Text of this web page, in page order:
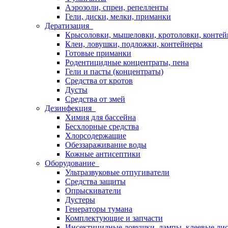
Аэрозоли, спреи, репелленты
Гели, диски, мелки, приманки
Дератизация
Крысоловки, мышеловки, кротоловки,
Клеи, ловушки, подложки, контейнеры
Готовые приманки
Родентицидные концентраты, пена
Гели и пасты (концентраты)
Средства от кротов
Дусты
Средства от змей
Дезинфекция
Химия для бассейна
Бесхлорные средства
Хлорсодержащие
Обеззараживание воды
Кожные антисептики
Оборудование
Ультразвуковые отпугиватели
Средства защиты
Опрыскиватели
Дустеры
Генераторы тумана
Комплектующие и запчасти